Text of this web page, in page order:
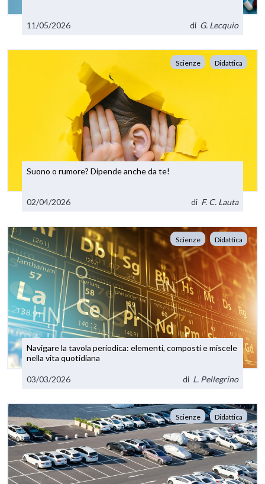
11/05/2026 di G. Lecquio
Scienze Didattica
Suono o rumore? Dipende anche da te!
02/04/2026 di F. C. Lauta
Scienze Didattica
Navigare la tavola periodica: elementi, composti e miscele
nella vita quotidiana
03/03/2026 di L. Pellegrino
Scienze Didattica